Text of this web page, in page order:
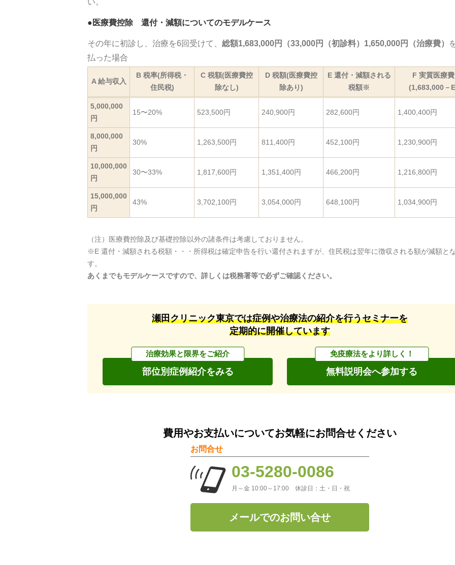
い。
●医療費控除 還付・減額についてのモデルケース
その年に初診し、治療を6回受けて、 総額1,683,000円（33,000円（初診料）1,650,000円（治療費）
払った場合
A 給与収入
B 税率(所得税・
住民税)
C 税額(医療費控
除なし)
D 税額(医療費控
除あり)
E 還付・減額される
税額※
F 実質医療費
(1,683,000－
5,000,000
円
15〜20% 523,500円 240,900円 282,600円 1,400,400円
8,000,000
円
30% 1,263,500円 811,400円 452,100円 1,230,900円
10,000,000
円
30〜33% 1,817,600円 1,351,400円 466,200円 1,216,800円
15,000,000
円
43% 3,702,100円 3,054,000円 648,100円 1,034,900円
（注）医療費控除及び基礎控除以外の諸条件は考慮しておりません。
※E 還付・減額される税額・・・所得税は確定申告を行い還付されますが、住民税は翌年に徴収される額が減額と
す。
あくまでもモデルケースですので、詳しくは税務署等で必ずご確認ください。
瀬田クリニック東京では症例や治療法の紹介を行うセミナーを
定期的に開催しています
治療効果と限界をご紹介
部位別症例紹介をみる
免疫療法をより詳しく！
無料説明会へ参加する
費用やお支払いについてお気軽にお問合せください
お問合せ
03-5280-0086
月～金 10:00～17:00 休診日：土・日・祝
メールでのお問い合せ